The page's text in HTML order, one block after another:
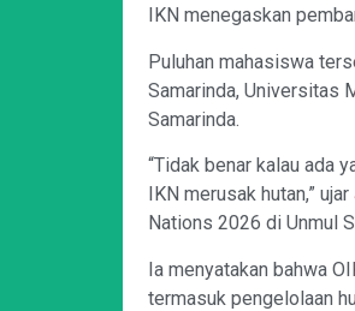
IKN menegaskan
Puluhan mahasiswa
Samarinda, Universitas
Samarinda.
“Tidak benar kalau ada
IKN merusak hutan,”
Nations 2026 di Unmul
Ia menyatakan bahwa
termasuk pengelolaan